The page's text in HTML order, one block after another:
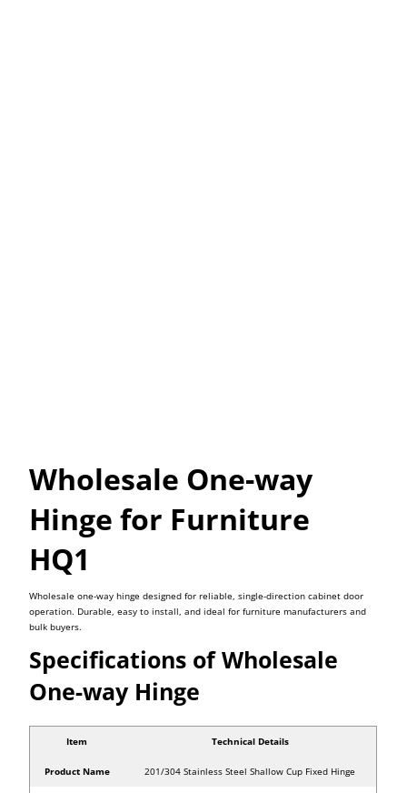
Wholesale One-way
Hinge for Furniture
HQ1
Wholesale one-way hinge designed for reliable, single-direction cabinet door
operation. Durable, easy to install, and ideal for furniture manufacturers and
bulk buyers.
Specifications of Wholesale
One-way Hinge
Item Technical Details
Product Name 201/304 Stainless Steel Shallow Cup Fixed Hinge